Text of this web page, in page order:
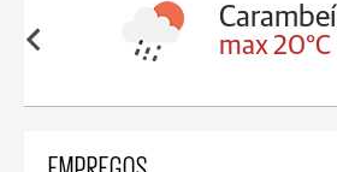
18°C
Carambeí
max 20°C